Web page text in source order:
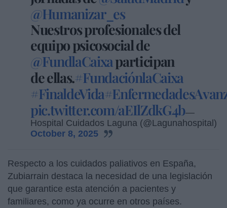
@Humanizar_es
Nuestros profesionales del
equipo psicosocial de
@FundlaCaixaparticipan
de ellas.#FundaciónlaCaixa
#FinaldeVida
pic.twitter.com/aEIlZdkG4b—
Hospital Cuidados Laguna (@Lagunahospital)
October 8, 2025
Respecto a los cuidados paliativos en España,
Zubiarrain destaca la necesidad de una legislación
que garantice esta atención a pacientes y
familiares, como ya ocurre en otros países.